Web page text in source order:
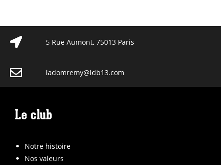
5 Rue Aumont, 75013 Paris
ladomremy@ldb13.com
Le club
Notre histoire
Nos valeurs